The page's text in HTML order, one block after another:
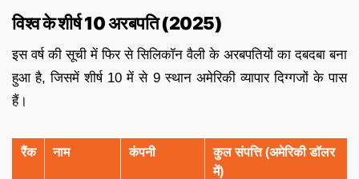
विश्व के शीर्ष 10 अरबपति (2025)
इस वर्ष की सूची में फिर से सिलिकॉन वैली के अरबपतियों का दबदबा बना
हुआ है, जिसमें शीर्ष 10 में से 9 स्थान अमेरिकी व्यापार दिग्गजों के पास
हैं।
रैंक नाम कंपनी
कुल संपत्ति (अमेरिकी डॉलर
में)